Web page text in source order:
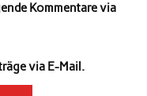
Kommentare via
via E-Mail.